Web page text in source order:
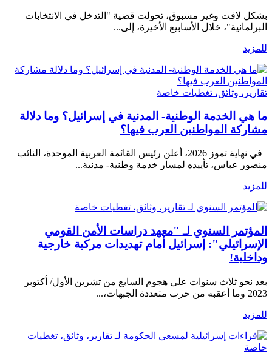
بشكل لافت وغير مسبوق، تحولت قضية "التدخل في الانتخابات
البرلمانية"، خلال الأسابيع الأخيرة، إلى...
للمزيد
تقارير، وثائق، تغطيات خاصة
ما هي الخدمة الوطنية- المدنية في إسرائيل؟ وما دلالة
مشاركة المواطنين العرب فيها؟
في نهاية تموز 2026، أعلن رئيس القائمة العربية الموحدة، النائب
منصور عباس، تأييده لمسار خدمة وطنية- مدنية...
للمزيد
تقارير، وثائق، تغطيات خاصة
المؤتمر السنوي لـ "معهد دراسات الأمن القومي
الإسرائيلي": إسرائيل أمام تهديدات مركبة خارجية
وداخلية!
بعد نحو ثلاث سنوات على هجوم السابع من تشرين الأول/ أكتوبر
2023 وما أعقبه من حرب متعددة الجبهات،...
للمزيد
تقارير، وثائق، تغطيات
خاصة